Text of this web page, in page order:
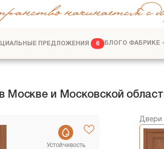
начинается с
ПРЕДЛОЖЕНИЯ 6 БЛОГО ФАБРИКЕ
Москве и Московской
Устойчивость
Двери